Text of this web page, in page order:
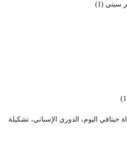
سيتي (1)
خيتافي اليوم، الدوري الإسباني، تشكيلة